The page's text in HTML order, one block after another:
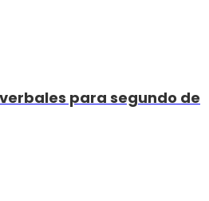
para segundo de